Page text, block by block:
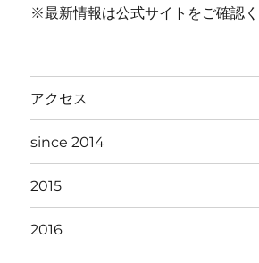
※最新情報は公式サイトをご確認く
アクセス
since 2014
2015
2016